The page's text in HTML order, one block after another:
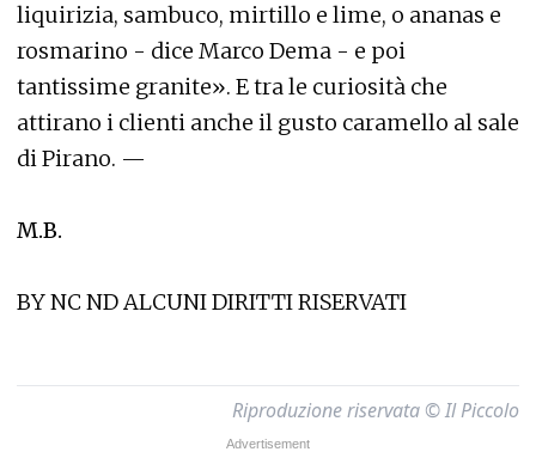
liquirizia, sambuco, mirtillo e lime, o ananas e
rosmarino - dice Marco Dema - e poi
tantissime granite». E tra le curiosità che
attirano i clienti anche il gusto caramello al sale
di Pirano. —
M.B.
BY NC ND ALCUNI DIRITTI RISERVATI
Riproduzione riservata © Il Piccolo